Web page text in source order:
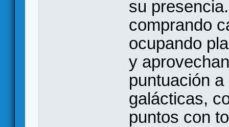
su
comprando
ocupando
y
puntuación
galácticas,
puntos con